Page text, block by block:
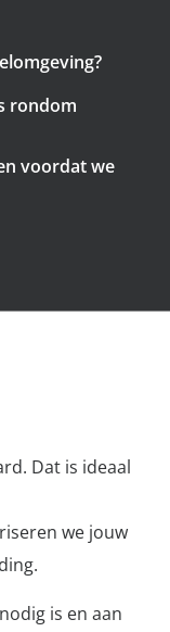
rondom
voordat we
Dat is ideaal
we jouw
is en aan